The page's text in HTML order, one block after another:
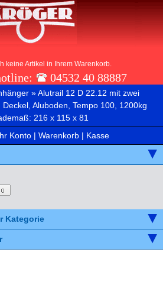
keine Artikel in Ihrem Warenkorb.
04532 40 88887
»Alutrail 12 D 22.12 mit zwei
Aluboden, Tempo 100, 1200kg
216 x 115 x 81
Konto | Warenkorb | Kasse
Kategorie